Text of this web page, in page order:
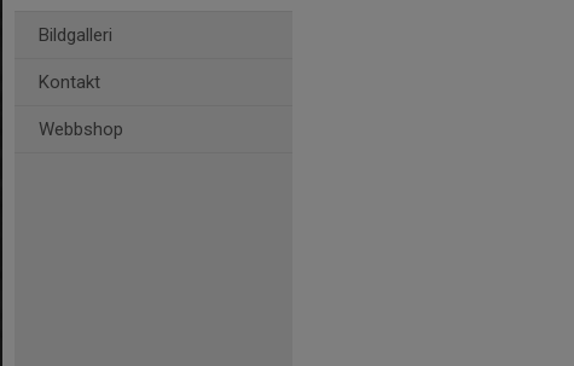
Bildgalleri
Kontakt
Webbshop